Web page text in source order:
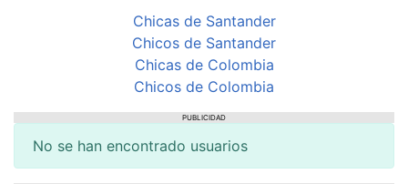
Chicas de Santander
Chicos de Santander
Chicas de Colombia
Chicos de Colombia
PUBLICIDAD
No se han encontrado usuarios